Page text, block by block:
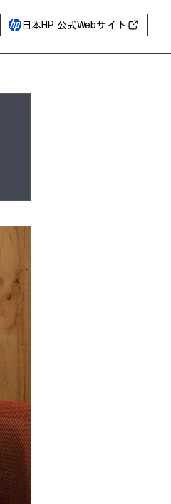
日本HP 公式Webサイト